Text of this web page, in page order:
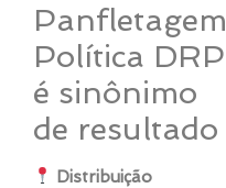
Panfletagem
Política DRP
é sinônimo
de resultado
Distribuição